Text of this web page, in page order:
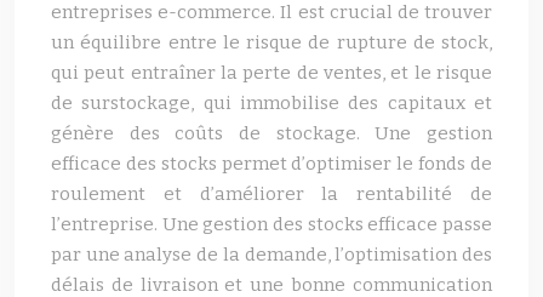
entreprises e-commerce. Il est crucial de trouver
un équilibre entre le risque de rupture de stock,
qui peut entraîner la perte de ventes, et le risque
de surstockage, qui immobilise des capitaux et
génère des coûts de stockage. Une gestion
efficace des stocks permet d’optimiser le fonds de
roulement et d’améliorer la rentabilité de
l’entreprise. Une gestion des stocks efficace passe
par une analyse de la demande, l’optimisation des
délais de livraison et une bonne communication